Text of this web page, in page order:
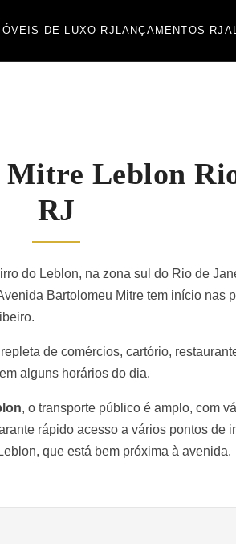
DE LUXO RJ LANÇAMENTOS RJ
Leblon
RJ
do Leblon, na zona sul do Rio de
Bartolomeu Mitre tem início nas
de comércios, cartório,
alguns horários do dia.
, o transporte público é amplo, com
rápido acesso a vários pontos de
que está bem próxima à avenida.